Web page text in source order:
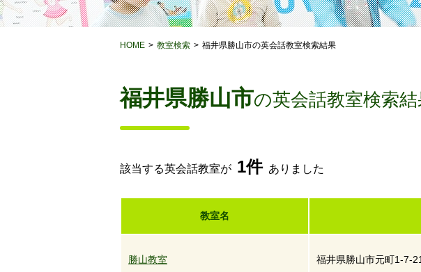
HOME 教室検索 福井県勝山市の英会話教室検索結果
福井県勝山市の英会話教室検索結
該当する英会話教室が 1件 ありました
教室名
勝山教室 福井県勝山市元町1-7-